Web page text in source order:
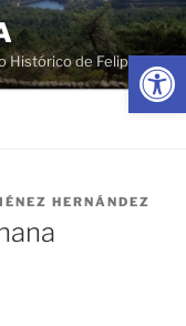
Abrir
Histórico de Felipe II
HERNÁNDEZ